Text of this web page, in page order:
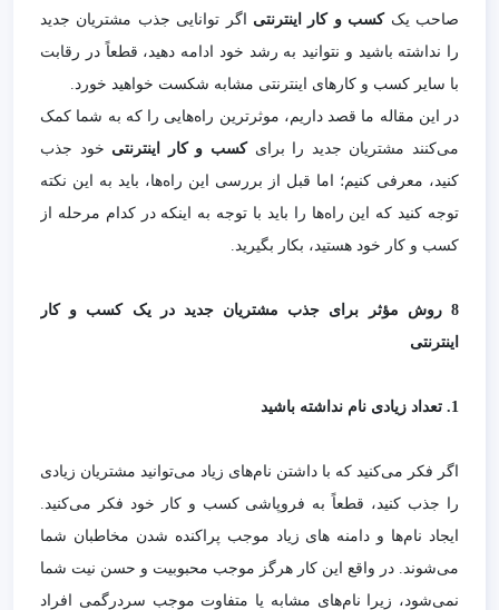
صاحب یککسب و کار اینترنتی اگر توانایی جذب مشتریان جدید
را نداشته باشید و نتوانید به رشد خود ادامه دهید، قطعاً در رقابت
با سایر کسب و کارهای اینترنتی مشابه شکست خواهید خورد.
در این مقاله ما قصد داریم، موثرترین راه‌هایی را که به شما کمک
می‌کنند مشتریان جدید را برایکسب و کار اینترنتی خود جذب
کنید، معرفی کنیم؛ اما قبل از بررسی این راه‌ها، باید به این نکته
توجه کنید که این راه‌ها را باید با توجه به اینکه در کدام مرحله از
کسب و کار خود هستید، بکار بگیرید.
8 روش مؤثر برای جذب مشتریان جدید در یک کسب و کار
اینترنتی
1. تعداد زیادی نام نداشته باشید
اگر فکر می‌کنید که با داشتن نام‌های زیاد می‌توانید مشتریان زیادی
را جذب کنید، قطعاً به فروپاشی کسب و کار خود فکر می‌کنید.
ایجاد نام‌ها و دامنه های زیاد موجب پراکنده شدن مخاطبان شما
می‌شوند. در واقع این کار هرگز موجب محبوبیت و حسن نیت شما
نمی‌شود، زیرا نام‌های مشابه یا متفاوت موجب سردرگمی افراد